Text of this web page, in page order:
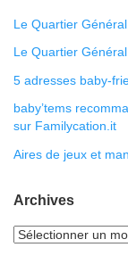
Le Quartier
Le Quartier
5 adresses baby-
baby’tems
sur Familycation.it
Aires de jeux et
Archives